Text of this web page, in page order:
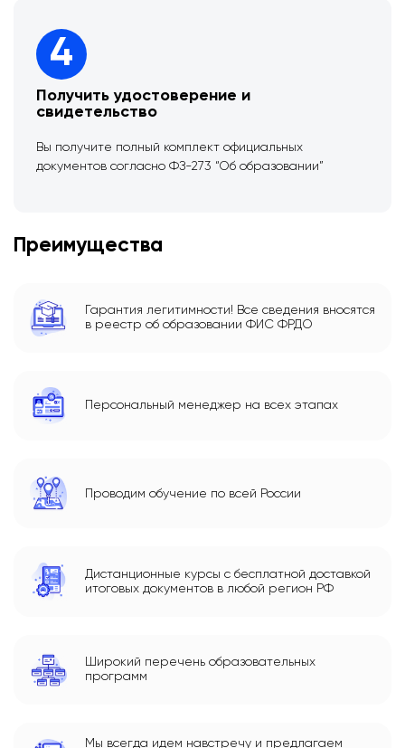
4
Получить удостоверение и
свидетельство
Вы получите полный комплект официальных
документов согласно ФЗ-273 “Об образовании”
Преимущества
Гарантия легитимности! Все сведения вносятся
в реестр об образовании ФИС ФРДО
Персональный менеджер на всех этапах
Проводим обучение по всей России
Дистанционные курсы с бесплатной доставкой
итоговых документов в любой регион РФ
Широкий перечень образовательных
программ
Мы всегда идем навстречу и предлагаем